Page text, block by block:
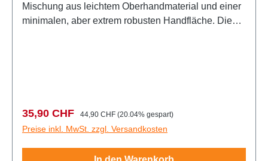
Mischung aus leichtem Oberhandmaterial und einer
minimalen, aber extrem robusten Handfläche. Diese
Verkaufspreis:
35,90 CHF Regulärer Preis:
44,90 CHF (20.04% gespart)
Preise inkl. MwSt. zzgl. Versandkosten